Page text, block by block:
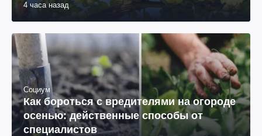
4 часа назад
Социум
Как бороться с вредителями на огороде
осенью: действенные способы от
специалистов